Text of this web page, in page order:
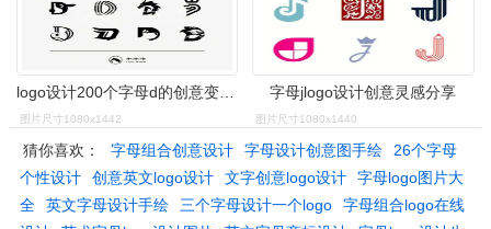
图片尺寸1080x1442
字母jlogo设计创意灵感分享
图片尺寸1080x1440
猜你喜欢： 字母组合创意设计 字母设计创意图手绘
26个字母
个性设计
创意英文logo设计 文字创意logo设计
字母logo图片大
全
英文字母设计手绘 三个字母设计一个logo
字母组合logo在线